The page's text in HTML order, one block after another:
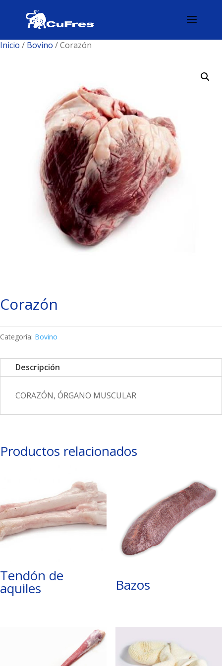
Inicio / Bovino / Corazón
Corazón
Categoría: Bovino
Descripción
CORAZÓN, ÓRGANO MUSCULAR
Productos relacionados
Tendón de
aquiles Bazos